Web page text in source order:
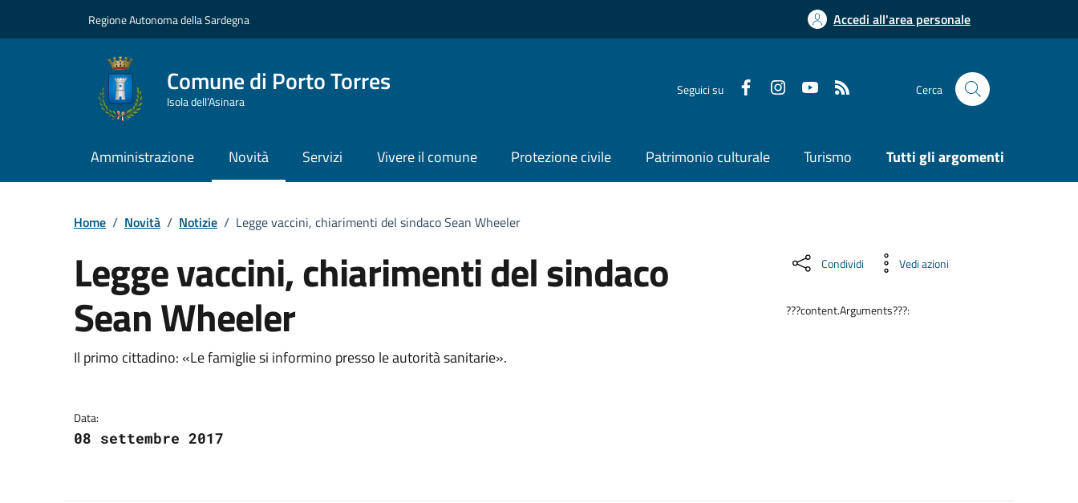
Regione Autonoma della Sardegna Accedi all'area personale
Comune di Porto Torres
Isola dell’Asinara
Seguici su Cerca
Amministrazione Novità Servizi Vivere il comune Protezione civile Patrimonio culturale Turismo Tutti gli argomenti
Home / Novità / Notizie / Legge vaccini, chiarimenti del sindaco Sean Wheeler
Legge vaccini, chiarimenti del sindaco
Sean Wheeler
Dettagli della notizia
Il primo cittadino: «Le famiglie si informino presso le autorità sanitarie».
Data:
08 settembre 2017
Condividi Vedi azioni
???content.Arguments???: